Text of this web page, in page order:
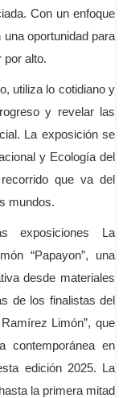
Con un enfoque
oportunidad para
por alto.
utiliza lo cotidiano y
y revelar las
La exposición se
y Ecología del
que va del
mundos.
exposiciones La
“Papayon”, una
desde materiales
de los finalistas del
Limón”, que
contemporánea en
edición 2025. La
la primera mitad